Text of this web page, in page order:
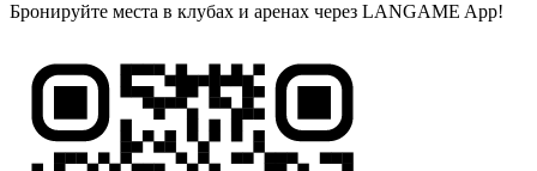
Бронируйте места в клубах и аренах через LANGAME App!